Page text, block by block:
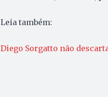
Leia também:
Diego Sorgatto não